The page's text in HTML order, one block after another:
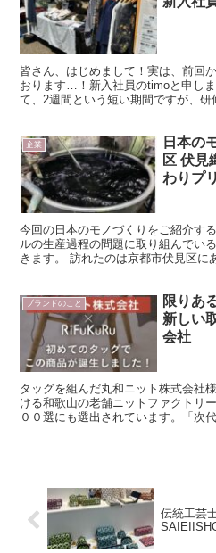
皆さん、はじめまして！実は、前回
おります…！新入社員のtimoと申し
て、2週間という短い期間ですが、
企業
日本の
区 伏
わりプ
今回の日本のモノづくりをご紹介す
ルの生産過程の問題に取り組んでい
きます。 訪れたのは京都市伏見区に
ブランドのこと
限りあ
新しい
会社
タッグを組んだ丸和ニット株式会社
ける和歌山の老舗ニットファクトリ
００選にも選出されています。「次
伝統工芸